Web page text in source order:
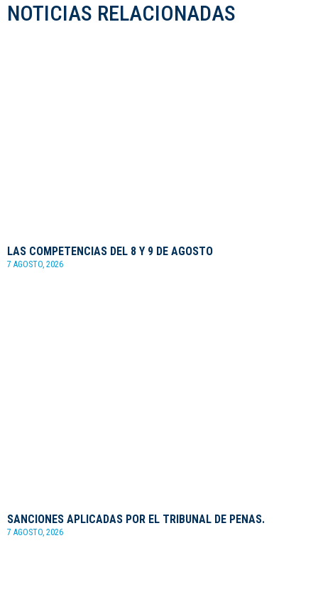
NOTICIAS RELACIONADAS
LAS COMPETENCIAS DEL 8 Y 9 DE AGOSTO
7 AGOSTO, 2026
SANCIONES APLICADAS POR EL TRIBUNAL DE PENAS.
7 AGOSTO, 2026